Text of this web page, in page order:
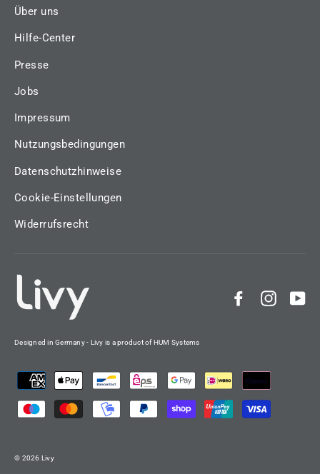
Über uns
Hilfe-Center
Presse
Jobs
Impressum
Nutzungsbedingungen
Datenschutzhinweise
Cookie-Einstellungen
Widerrufsrecht
Facebook
Designed in Germany - Livy is a product of HUM Systems
© 2026 Livy